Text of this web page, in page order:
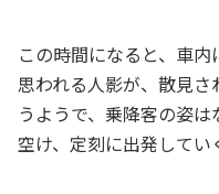
この時間になると、車
思われる人影が、散見
うようで、乗降客の姿
空け、定刻に出発してい